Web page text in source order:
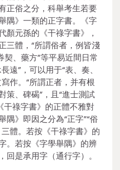
正俗之分，科舉考生若要
隅》一類的正字書。《字
顏元孫的《干祿字書》，
三體，“所謂俗者，例皆淺
契、藥方”等平易近間日常
遠”，可以用于“表、奏、
作。“所謂正者，并有根
策、碑碣”，且“進士測試
祿字書》的正體不雅對
隅》即因之分為“正字”“俗
體。若按《干祿字書》的
。若按《字學舉隅》的辨
是承用字（通行字）。